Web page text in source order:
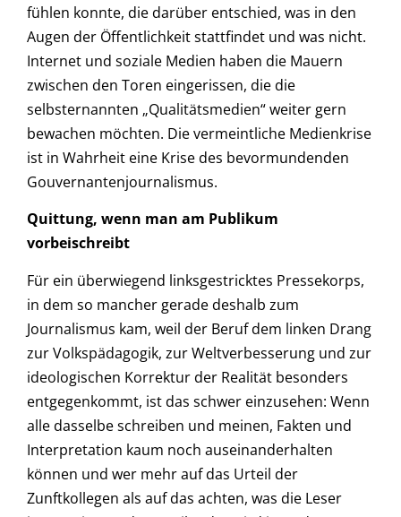
fühlen konnte, die darüber entschied, was in den
Augen der Öffentlichkeit stattfindet und was nicht.
Internet und soziale Medien haben die Mauern
zwischen den Toren eingerissen, die die
selbsternannten „Qualitätsmedien“ weiter gern
bewachen möchten. Die vermeintliche Medienkrise
ist in Wahrheit eine Krise des bevormundenden
Gouvernantenjournalismus.
Quittung, wenn man am Publikum
vorbeischreibt
Für ein überwiegend linksgestricktes Pressekorps,
in dem so mancher gerade deshalb zum
Journalismus kam, weil der Beruf dem linken Drang
zur Volkspädagogik, zur Weltverbesserung und zur
ideologischen Korrektur der Realität besonders
entgegenkommt, ist das schwer einzusehen: Wenn
alle dasselbe schreiben und meinen, Fakten und
Interpretation kaum noch auseinanderhalten
können und wer mehr auf das Urteil der
Zunftkollegen als auf das achten, was die Leser